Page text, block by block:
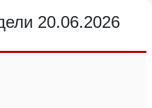
20.06.2026